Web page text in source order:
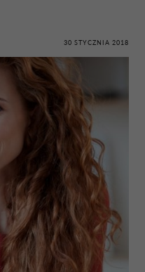
30 STYCZNIA 2018